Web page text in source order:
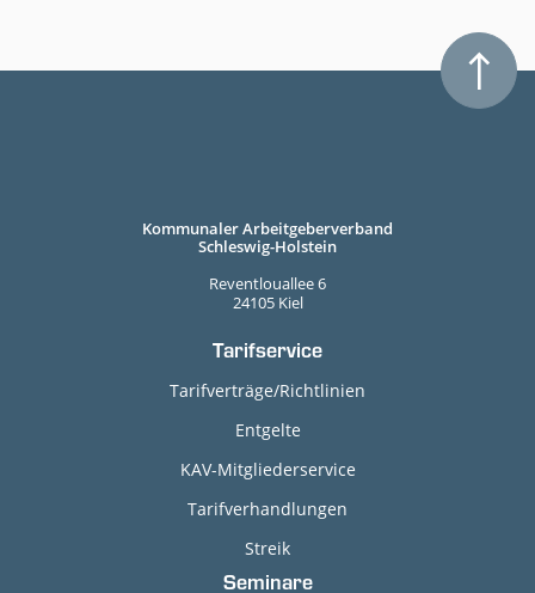
Kommunaler Arbeitgeberverband
Schleswig-Holstein
Reventlouallee 6
24105 Kiel
Tarifservice
Tarifverträge/Richtlinien
Entgelte
KAV-Mitgliederservice
Tarifverhandlungen
Streik
Seminare